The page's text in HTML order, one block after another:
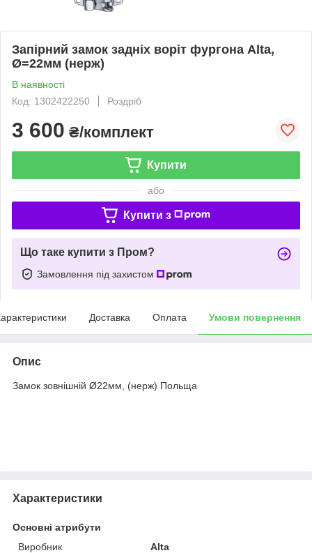
Запірний замок задніх воріт фургона Alta,
Ø=22мм (нерж)
В наявності
Код: 1302422250
Роздріб
3 600 ₴/комплект
Купити
або
Купити з
Що таке купити з Пром?
Замовлення під захистом
Доставка Оплата Умови повернення
Опис
Замок зовнішній Ø22мм, (нерж) Польща
Характеристики
Основні атрибути
Виробник
Alta